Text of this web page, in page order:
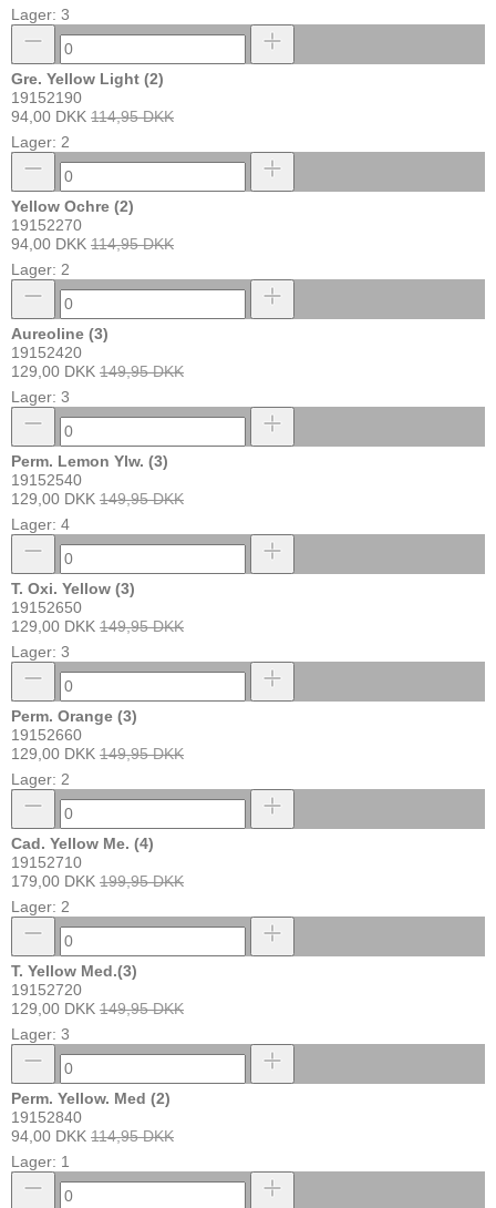
Lager: 3
Gre. Yellow Light (2)
19152190
94,00 DKK 114,95 DKK
Lager: 2
Yellow Ochre (2)
19152270
94,00 DKK 114,95 DKK
Lager: 2
Aureoline (3)
19152420
129,00 DKK 149,95 DKK
Lager: 3
Perm. Lemon Ylw. (3)
19152540
129,00 DKK 149,95 DKK
Lager: 4
T. Oxi. Yellow (3)
19152650
129,00 DKK 149,95 DKK
Lager: 3
Perm. Orange (3)
19152660
129,00 DKK 149,95 DKK
Lager: 2
Cad. Yellow Me. (4)
19152710
179,00 DKK 199,95 DKK
Lager: 2
T. Yellow Med.(3)
19152720
129,00 DKK 149,95 DKK
Lager: 3
Perm. Yellow. Med (2)
19152840
94,00 DKK 114,95 DKK
Lager: 1